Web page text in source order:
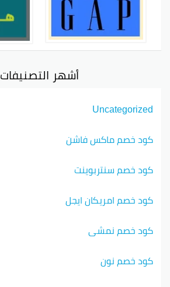
أشهر التصنيفات
Uncategorized
كود خصم ماكس فاشن
كود خصم سنتربوينت
كود خصم امريكان ايجل
كود خصم نمشي
كود خصم نون